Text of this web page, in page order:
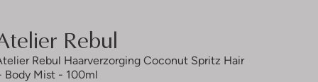
Rebul
Rebul Haarverzorging Coconut Spritz Hair
Body Mist - 100ml